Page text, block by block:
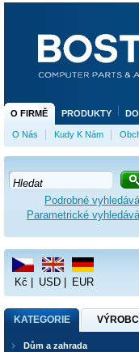
Podrobné
Parametrické
Kč USD EUR
KATEGORIE VÝROBCI
Dům a zahrada
O FIRMĚ PRODUKTY
O Nás Kudy K Nám